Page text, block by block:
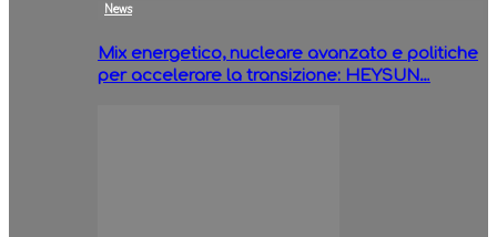
News
Mix energetico, nucleare avanzato e politiche
per accelerare la transizione: HEYSUN…